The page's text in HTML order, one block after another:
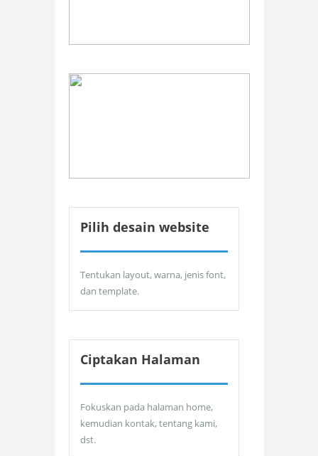
Pilih desain website
Tentukan layout, warna, jenis font,
dan template.
Ciptakan Halaman
Fokuskan pada halaman home,
kemudian kontak, tentang kami,
dst.